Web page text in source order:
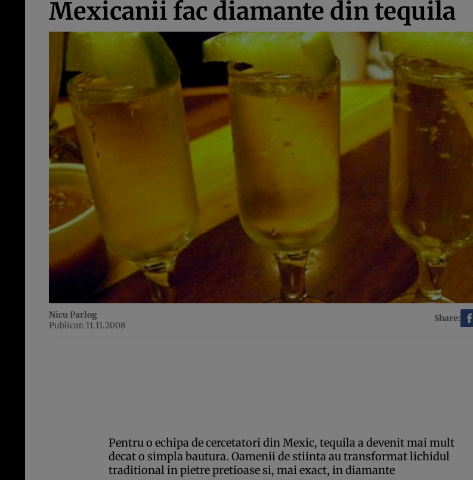
Mexicanii fac diamante din tequila
Nicu Parlog
Publicat: 11.11.2008
Share:
Pentru o echipa de cercetatori din Mexic, tequila a devenit mai mult
decat o simpla bautura. Oamenii de stiinta au transformat lichidul
traditional in pietre pretioase si, mai exact, in diamante